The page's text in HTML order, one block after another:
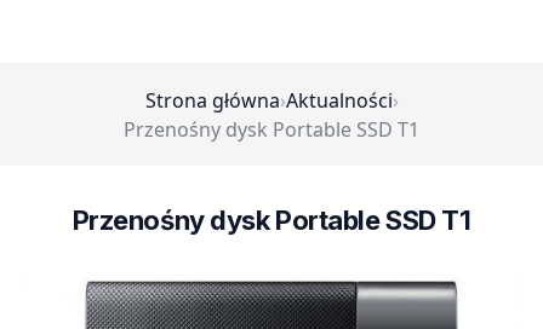
Strona główna›Aktualności›
Przenośny dysk Portable SSD T1
Przenośny dysk Portable SSD T1